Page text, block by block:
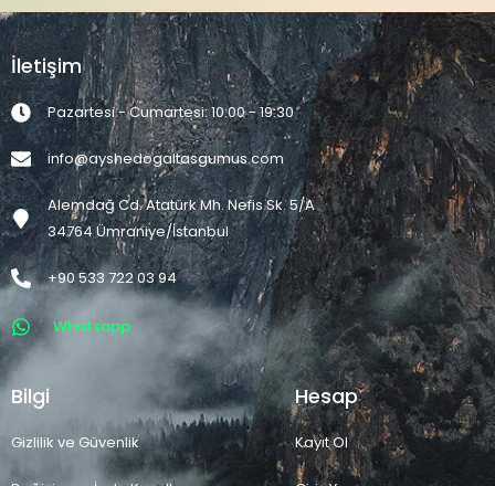
İletişim
Pazartesi - Cumartesi: 10:00 - 19:30
info@ayshedogaltasgumus.com
Alemdağ Cd. Atatürk Mh. Nefis Sk. 5/A
34764 Ümraniye/İstanbul
+90 533 722 03 94
Whatsapp
Bilgi
Gizlilik ve Güvenlik
Hesap
Kayıt Ol